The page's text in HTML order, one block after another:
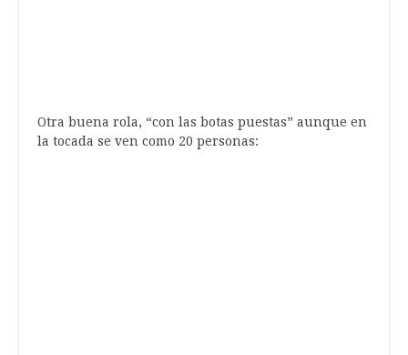
Otra buena rola, “con las botas puestas” aunque en
la tocada se ven como 20 personas: